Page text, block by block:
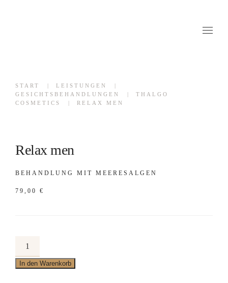
START
LEISTUNGEN
GESICHTSBEHANDLUNGEN
THALGO
COSMETICS
RELAX MEN
Relax men
BEHANDLUNG MIT MEERESALGEN
79,00 €
Relax
men
Menge
In den Warenkorb